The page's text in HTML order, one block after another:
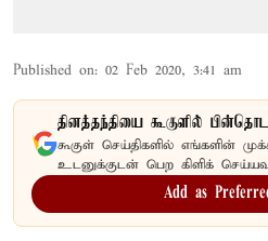
Published on: 02 Feb 2020, 3:41 am
தினத்தந்தியை கூகுளில்
கூகுள் செய்திகளில் எங்களின்
உடனுக்குடன் பெற கிளிக்
Add as